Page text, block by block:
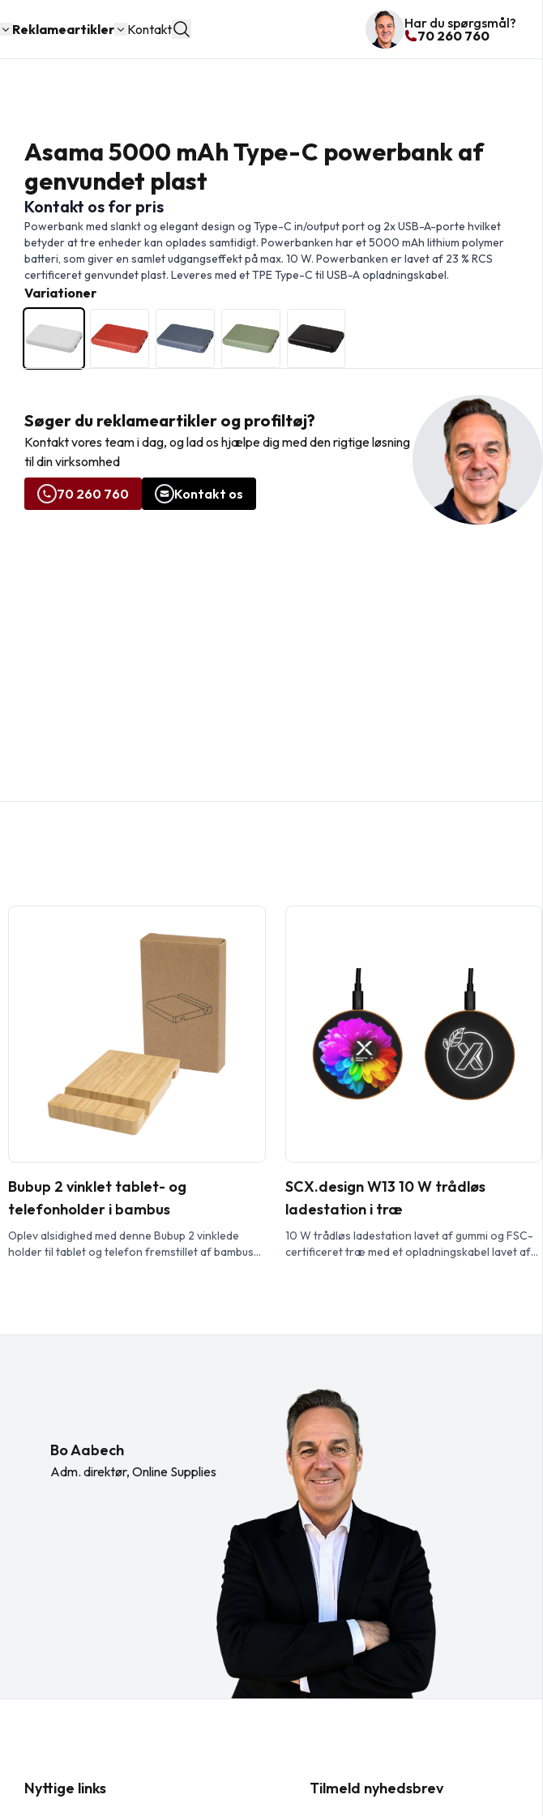
Reklameartikler Kontakt
Har du spørgsmål?
70 260 760
Asama 5000 mAh Type-C powerbank af
genvundet plast
Kontakt os for pris
Powerbank med slankt og elegant design og Type-C in/output port og 2x USB-A-porte hvilket
betyder at tre enheder kan oplades samtidigt. Powerbanken har et 5000 mAh lithium polymer
batteri, som giver en samlet udgangseffekt på max. 10 W. Powerbanken er lavet af 23 % RCS
certificeret genvundet plast. Leveres med et TPE Type-C til USB-A opladningskabel.
Variationer
Søger du reklameartikler og profiltøj?
Kontakt vores team i dag, og lad os hjælpe dig med den rigtige løsning
til din virksomhed
70 260 760
Kontakt os
Bubup 2 vinklet tablet- og
telefonholder i bambus
Oplev alsidighed med denne Bubup 2 vinklede
holder til tablet og telefon fremstillet af bambus
SCX.design W13 10 W trådløs
ladestation i træ
10 W trådløs ladestation lavet af gummi og FSC-
certificeret træ med et opladningskabel lavet af
Bo Aabech
Adm. direktør, Online Supplies
Nyttige links Tilmeld nyhedsbrev